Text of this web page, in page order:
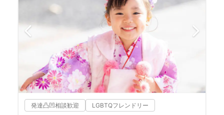
発達凸凹相談歓迎 LGBTQフレンドリー